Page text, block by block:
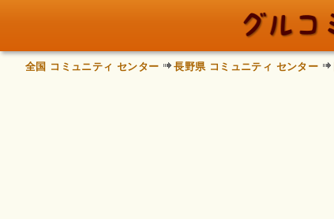
全国 コミュニティ センター 長野県 コミュニティ センター